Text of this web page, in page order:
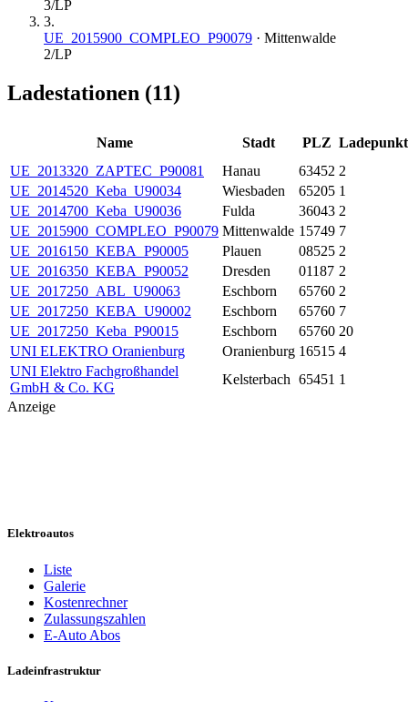
3/LP
3.
UE_2015900_COMPLEO_P90079 · Mittenwalde
2/LP
Ladestationen (11)
Name Stadt PLZ
UE_2013320_ZAPTEC_P90081
Hanau 63452 2
UE_2014520_Keba_U90034
Wiesbaden 65205 1
UE_2014700_Keba_U90036
Fulda 36043 2
UE_2015900_COMPLEO_P90079 Mittenwalde 15749 7
UE_2016150_KEBA_P90005
Plauen 08525 2
UE_2016350_KEBA_P90052
Dresden 01187 2
UE_2017250_ABL_U90063
Eschborn 65760 2
UE_2017250_KEBA_U90002
Eschborn 65760 7
UE_2017250_Keba_P90015
Eschborn 65760 20
UNI ELEKTRO Oranienburg
Oranienburg 16515 4
UNI Elektro Fachgroßhandel
GmbH & Co. KG
Kelsterbach 65451 1
Anzeige
Elektroautos
Liste
Galerie
Kostenrechner
Zulassungszahlen
E-Auto Abos
Ladeinfrastruktur